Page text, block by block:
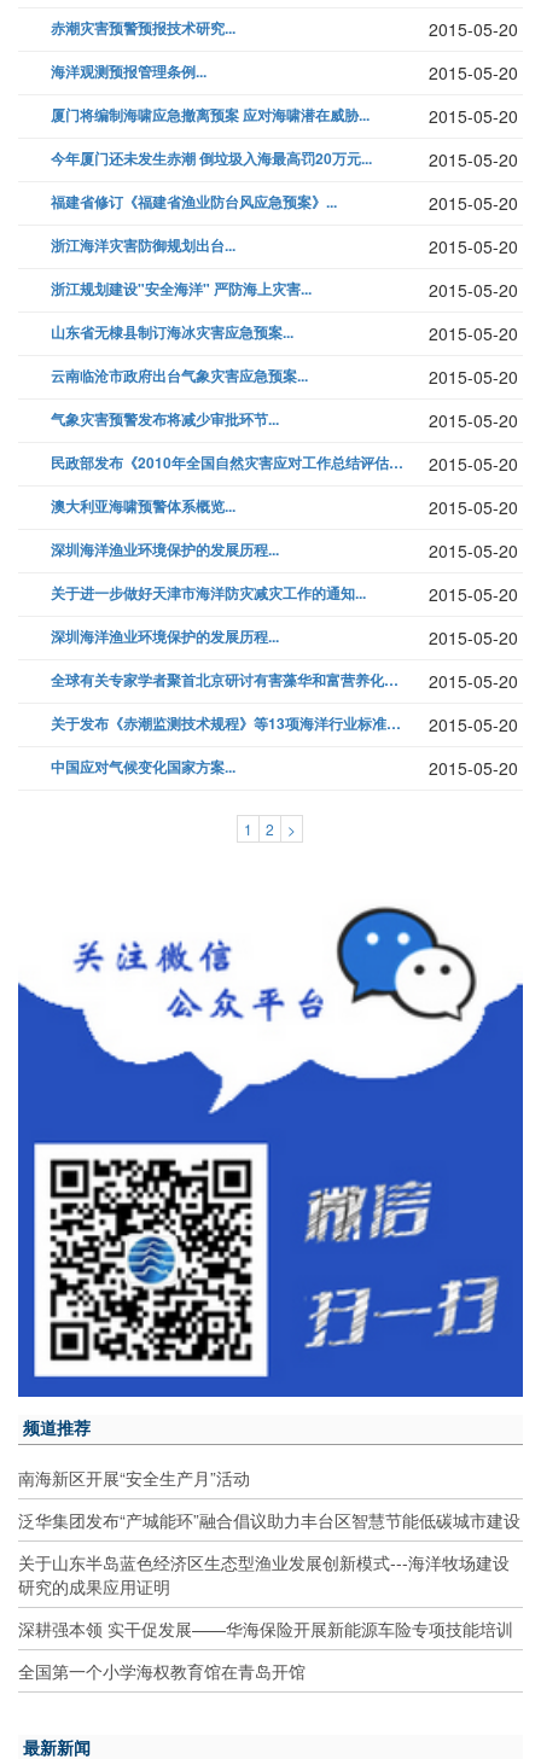
赤潮灾害预警预报技术研究... 2015-05-20
海洋观测预报管理条例... 2015-05-20
厦门将编制海啸应急撤离预案 应对海啸潜在威胁... 2015-05-20
今年厦门还未发生赤潮 倒垃圾入海最高罚20万元... 2015-05-20
福建省修订《福建省渔业防台风应急预案》... 2015-05-20
浙江海洋灾害防御规划出台... 2015-05-20
浙江规划建设"安全海洋" 严防海上灾害... 2015-05-20
山东省无棣县制订海冰灾害应急预案... 2015-05-20
云南临沧市政府出台气象灾害应急预案... 2015-05-20
气象灾害预警发布将减少审批环节... 2015-05-20
民政部发布《2010年全国自然灾害应对工作总结评估报告》... 2015-05-20
澳大利亚海啸预警体系概览... 2015-05-20
深圳海洋渔业环境保护的发展历程... 2015-05-20
关于进一步做好天津市海洋防灾减灾工作的通知... 2015-05-20
深圳海洋渔业环境保护的发展历程... 2015-05-20
全球有关专家学者聚首北京研讨有害藻华和富营养化问题... 2015-05-20
关于发布《赤潮监测技术规程》等13项海洋行业标准的通告... 2015-05-20
中国应对气候变化国家方案... 2015-05-20
1 2 >
频道推荐
南海新区开展“安全生产月”活动
泛华集团发布“产城能环”融合倡议助力丰台区智慧节能低碳城市建设
关于山东半岛蓝色经济区生态型渔业发展创新模式---海洋牧场建设
研究的成果应用证明
深耕强本领 实干促发展——华海保险开展新能源车险专项技能培训
全国第一个小学海权教育馆在青岛开馆
最新新闻